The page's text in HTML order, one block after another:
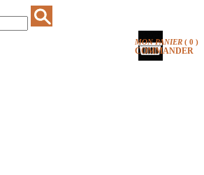
MON PANIER ( 0 )
COMMANDER